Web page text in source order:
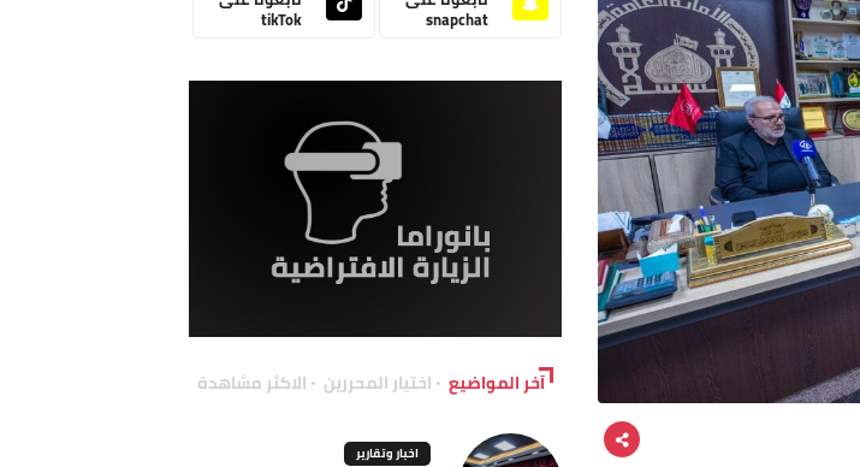
snapchat
tikTok
آخر المواضيع اختيار المحررين الاكثر مشاهدة
اخبار وتقارير